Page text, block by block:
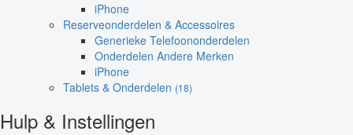
iPhone
Reserveonderdelen & Accessoires
Generieke Telefoononderdelen
Onderdelen Andere Merken
iPhone
Tablets & Onderdelen (18)
Hulp & Instellingen